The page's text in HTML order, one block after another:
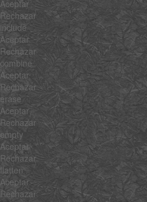
Aceptar
Rechazar
include
Aceptar
Rechazar
combine
Aceptar
Rechazar
erase
Aceptar
Rechazar
empty
Aceptar
Rechazar
flatten
Aceptar
Rechazar